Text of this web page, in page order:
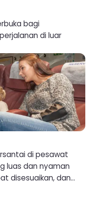
bagi
di luar
di pesawat
luas dan nyaman
disesuaikan, dan
perjalanan Anda.